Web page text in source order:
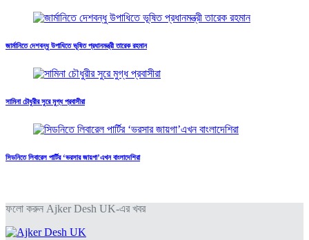
জার্মানিতে দেশবন্ধু উপাধিতে ভূষিত প্রধানমন্ত্রী তারেক রহমান
সামিনা চৌধুরীর সুরে মুগ্ধ প্রবাসীরা
সিডনিতে লিবারেল পার্টির ‘ভরসার জায়গা’এখন বাংলাদেশিরা
ফলো করুন Ajker Desh UK-এর খবর